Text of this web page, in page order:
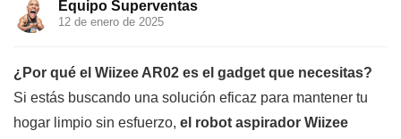
Equipo Superventas
12 de enero de 2025
¿Por qué el Wiizee AR02 es el gadget que necesitas?
Si estás buscando una solución eficaz para mantener tu
hogar limpio sin esfuerzo, el robot aspirador Wiizee